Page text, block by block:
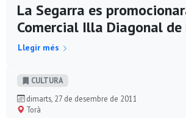
La Segarra es
Comercial Illa Diagonal de
Llegir més
CULTURA
dimarts, 27 de desembre de 2011
Torà